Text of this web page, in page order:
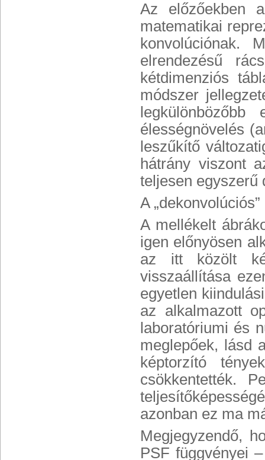
Az előzőekben
matematikai
konvolúciónak.
elrendezésű
kétdimenziós
módszer
élességnövelés
leszűkítő
hátrány viszont
teljesen egyszerű
A
A mellékelt
igen előnyösen
az itt közölt
visszaállítása
egyetlen
az alkalmazott
laboratóriumi és
meglepőek, lásd
képtorzító
csökkentették.
azonban ez ma
Megjegyzendő,
PSF függvényei